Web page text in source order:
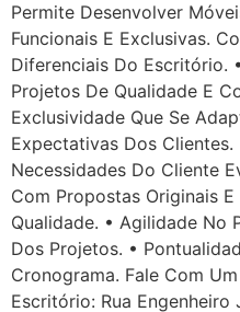
Permite Desenvolver
Funcionais E Exclusivas.
Diferenciais Do Escritório.
Projetos De Qualidade E
Exclusividade Que Se
Expectativas Dos
Necessidades Do Cliente
Com Propostas Originais
Qualidade. • Agilidade No
Dos Projetos. •
Cronograma. Fale Com
Escritório: Rua Engenheiro